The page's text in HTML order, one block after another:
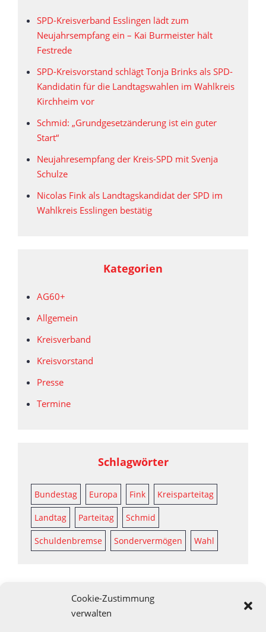
Cookie-Zustimmung
verwalten
SPD-Kreisverband Esslingen lädt zum
Neujahrsempfang ein – Kai Burmeister hält
Festrede
SPD-Kreisvorstand schlägt Tonja Brinks als SPD-
Kandidatin für die Landtagswahlen im Wahlkreis
Kirchheim vor
Schmid: „Grundgesetzänderung ist ein guter
Start“
Neujahresempfang der Kreis-SPD mit Svenja
Schulze
Nicolas Fink als Landtagskandidat der SPD im
Wahlkreis Esslingen bestätig
Kategorien
AG60+
Allgemein
Kreisverband
Kreisvorstand
Presse
Termine
Schlagwörter
Bundestag Europa Fink Kreisparteitag
Landtag Parteitag Schmid
Schuldenbremse Sondervermögen Wahl